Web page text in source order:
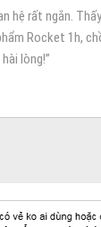
hệ rất ngắn.
Rocket 1h,
lòng!”